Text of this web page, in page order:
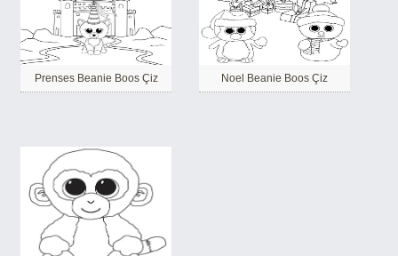
Prenses Beanie Boos Çiz Noel Beanie Boos Çiz